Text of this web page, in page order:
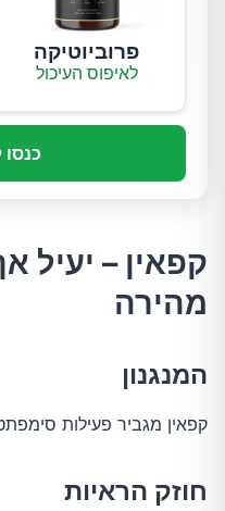
פרוביוטיקה
לאיפוס העיכול
כנסו
קפאין – יעיל
מהירה
המנגנון
קפאין מגביר פעילות
חוזק הראיות